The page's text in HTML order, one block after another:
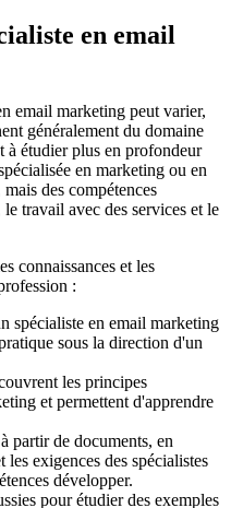
en email
email marketing peut varier,
généralement du domaine
à étudier plus en profondeur
en marketing ou en
des compétences
travail avec des services et le
connaissances et les
:
spécialiste en email marketing
sous la direction d'un
les principes
et permettent d'apprendre
partir de documents, en
exigences des spécialistes
développer.
pour étudier des exemples